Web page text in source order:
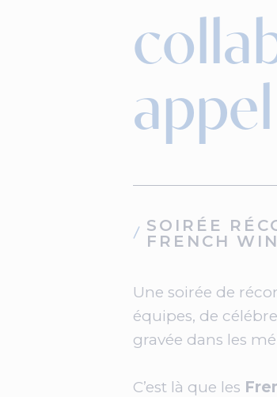
SOIRÉE
FRENCH
Une soirée de
équipes, de
gravée dans les
C’est là que les